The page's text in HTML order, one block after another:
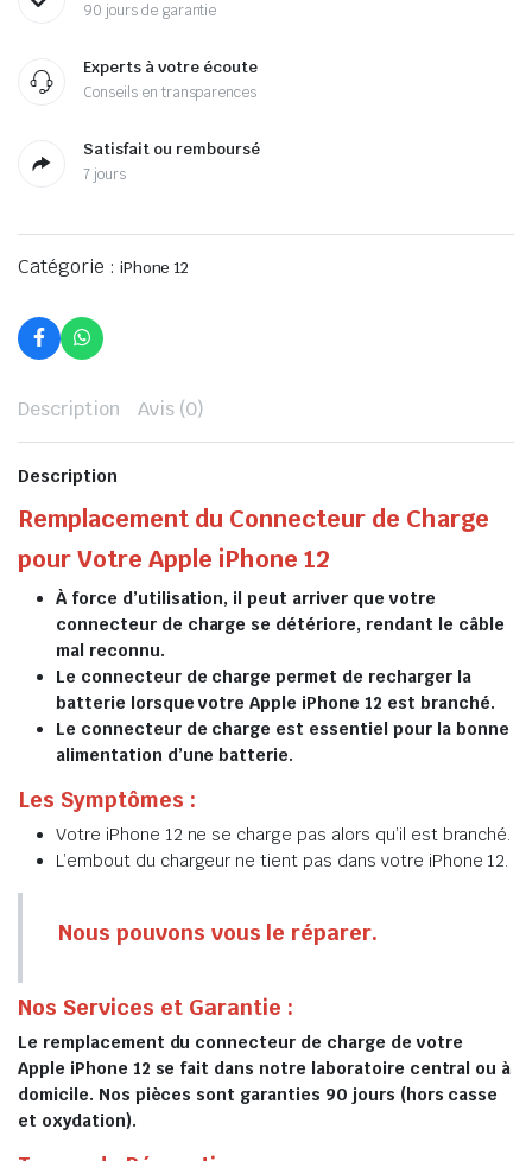
90 jours de garantie
Experts à votre écoute
Conseils en transparences
Satisfait ou remboursé
7 jours
Catégorie : iPhone 12
Description Avis (0)
Description
Remplacement du Connecteur de Charge
pour Votre Apple iPhone 12
À force d’utilisation, il peut arriver que votre
connecteur de charge se détériore, rendant le câble
mal reconnu.
Le connecteur de charge permet de recharger la
batterie lorsque votre Apple iPhone 12 est branché.
Le connecteur de charge est essentiel pour la bonne
alimentation d’une batterie.
Les Symptômes :
Votre iPhone 12 ne se charge pas alors qu’il est branché.
L’embout du chargeur ne tient pas dans votre iPhone 12.
Nous pouvons vous le réparer.
Nos Services et Garantie :
Le remplacement du connecteur de charge de votre
Apple iPhone 12 se fait dans notre laboratoire central ou à
domicile. Nos pièces sont garanties 90 jours (hors casse
et oxydation).